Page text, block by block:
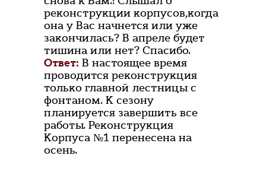
реконструкции корпусов,когда
она у Вас начнется или уже
закончилась? В апреле будет
тишина или нет? Спасибо.
Ответ: В настоящее время
проводится реконструкция
только главной лестницы с
фонтаном. К сезону
планируется завершить все
работы. Реконструкция
Корпуса №1 перенесена на
осень.